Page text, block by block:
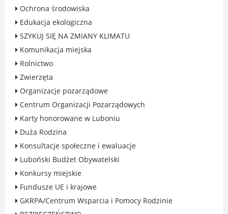
BEZPIECZEŃSTWO
Zdrowie
Porady prawne
Wydarzenia
WYBORY
Likwidacja barier - seniorzy i osoby z
niepełnosprawnościami
MIASTO LUBOŃ
Władze Miasta
O mieście
Luboński Szlak Architektury
Przemysłowej
Ochrona środowiska
Edukacja ekologiczna
SZYKUJ SIĘ NA ZMIANY KLIMATU
Komunikacja miejska
Rolnictwo
Zwierzęta
Organizacje pozarządowe
Centrum Organizacji Pozarządowych
Karty honorowane w Luboniu
Duża Rodzina
Konsultacje społeczne i ewaluacje
Luboński Budżet Obywatelski
Konkursy miejskie
Fundusze UE i krajowe
GKRPA/Centrum Wsparcia i Pomocy Rodzinie